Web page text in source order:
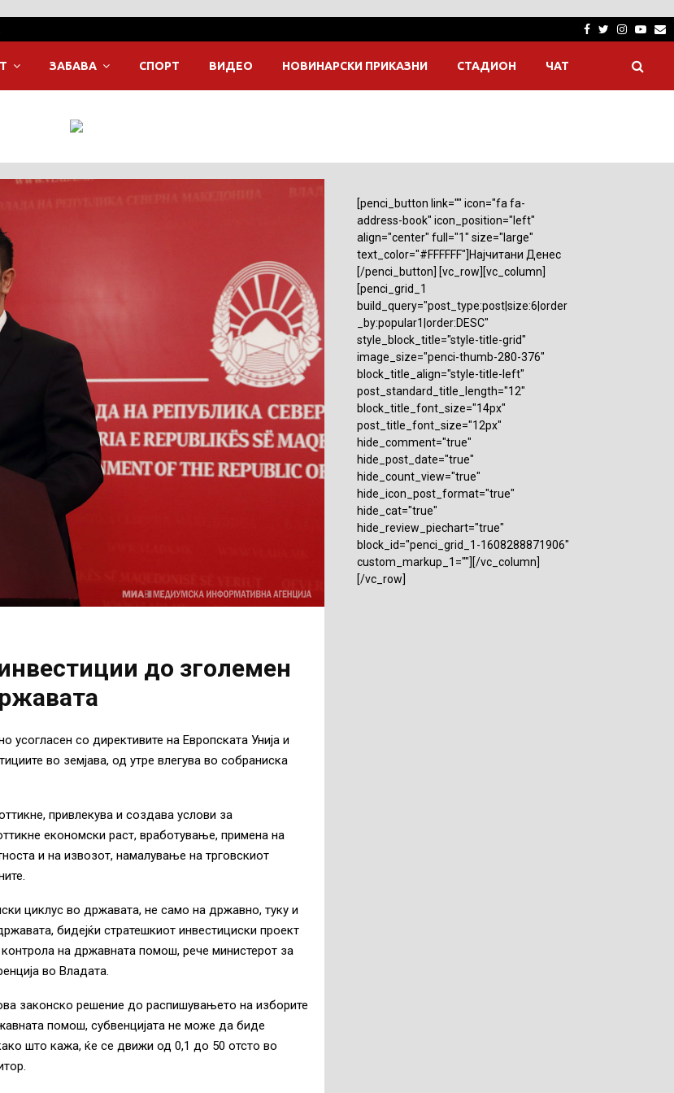
Facebook
Twitter
ЗАБАВА СПОРТ ВИДЕО НОВИНАРСКИ ПРИКАЗНИ СТАДИОН ЧАТ
до зголемен
усогласен со директивите на Европската Унија и
во земјава, од утре влегува во собраниска
привлекува и создава услови за
економски раст, вработување, примена на
и на извозот, намалување на трговскиот
циклус во државата, не само на државно, туку и
бидејќи стратешкиот инвестициски проект
на државната помош, рече министерот за
во Владата.
законско решение до распишувањето на изборите
помош, субвенцијата не може да биде
што кажа, ќе се движи од 0,1 до 50 отсто во
[penci_button link="" icon="fa fa-
address-book" icon_position="left"
align="center" full="1" size="large"
text_color="#FFFFFF"]Најчитани Денес
[/penci_button] [vc_row][vc_column]
[penci_grid_1
build_query="post_type:post|size:6|order
_by:popular1|order:DESC"
style_block_title="style-title-grid"
image_size="penci-thumb-280-376"
block_title_align="style-title-left"
post_standard_title_length="12"
block_title_font_size="14px"
post_title_font_size="12px"
hide_comment="true"
hide_post_date="true"
hide_count_view="true"
hide_icon_post_format="true"
hide_cat="true"
hide_review_piechart="true"
block_id="penci_grid_1-1608288871906"
custom_markup_1=""][/vc_column]
[/vc_row]